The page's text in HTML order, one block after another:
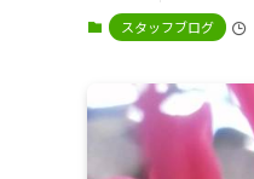
スタッフブログ